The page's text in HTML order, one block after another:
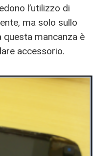
l’utilizzo di
ma solo sullo
questa mancanza è
accessorio.